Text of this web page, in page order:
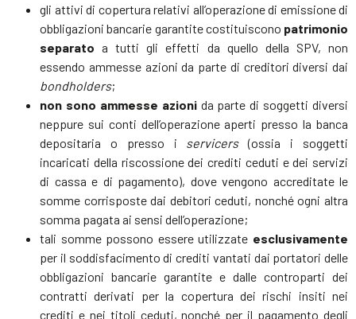
gli attivi di copertura relativi all’operazione di emissione di
obbligazioni bancarie garantite costituiscono patrimonio
separato a tutti gli effetti da quello della SPV, non
essendo ammesse azioni da parte di creditori diversi dai
bondholders;
non sono ammesse azionida parte di soggetti diversi
neppure sui conti dell’operazione aperti presso la banca
depositaria o presso i servicers(ossia i soggetti
incaricati della riscossione dei crediti ceduti e dei servizi
di cassa e di pagamento), dove vengono accreditate le
somme corrisposte dai debitori ceduti, nonché ogni altra
somma pagata ai sensi dell’operazione;
tali somme possono essere utilizzate esclusivamente
per il soddisfacimento di crediti vantati dai portatori delle
obbligazioni bancarie garantite e dalle controparti dei
contratti derivati per la copertura dei rischi insiti nei
crediti e nei titoli ceduti, nonché per il pagamento degli